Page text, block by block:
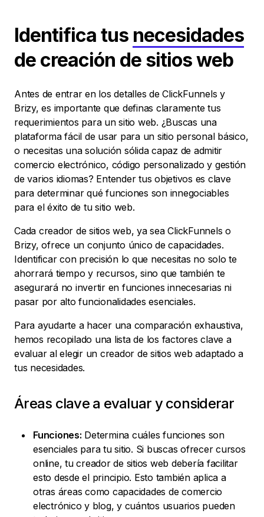
Identifica tus necesidades
de creación de sitios web
Antes de entrar en los detalles de ClickFunnels y
Brizy, es importante que definas claramente tus
requerimientos para un sitio web. ¿Buscas una
plataforma fácil de usar para un sitio personal básico,
o necesitas una solución sólida capaz de admitir
comercio electrónico, código personalizado y gestión
de varios idiomas? Entender tus objetivos es clave
para determinar qué funciones son innegociables
para el éxito de tu sitio web.
Cada creador de sitios web, ya sea ClickFunnels o
Brizy, ofrece un conjunto único de capacidades.
Identificar con precisión lo que necesitas no solo te
ahorrará tiempo y recursos, sino que también te
asegurará no invertir en funciones innecesarias ni
pasar por alto funcionalidades esenciales.
Para ayudarte a hacer una comparación exhaustiva,
hemos recopilado una lista de los factores clave a
evaluar al elegir un creador de sitios web adaptado a
tus necesidades.
Áreas clave a evaluar y considerar
Funciones: Determina cuáles funciones son
esenciales para tu sitio. Si buscas ofrecer cursos
online, tu creador de sitios web debería facilitar
esto desde el principio. Esto también aplica a
otras áreas como capacidades de comercio
electrónico y blog, y cuántos usuarios pueden